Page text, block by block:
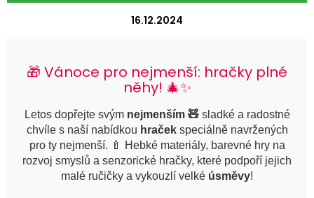
16.12.2024
🎁 Vánoce pro nejmenší: hračky plné
něhy! 🎄✨
Letos dopřejte svým nejmenším 🧸sladké a radostné
chvíle s naší nabídkou hračekspeciálně navržených
pro ty nejmenší. 🍼 Hebké materiály, barevné hry na
rozvoj smyslů a senzorické hračky, které podpoří jejich
malé ručičky a vykouzlí velké úsměvy!